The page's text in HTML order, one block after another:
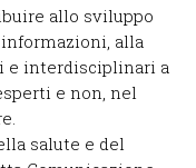
allo sviluppo
alla
e interdisciplinari a
e non, nel
salute e del